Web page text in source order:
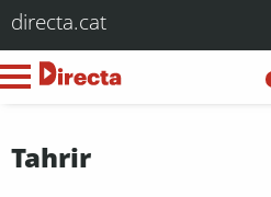
directa.cat
Tahrir